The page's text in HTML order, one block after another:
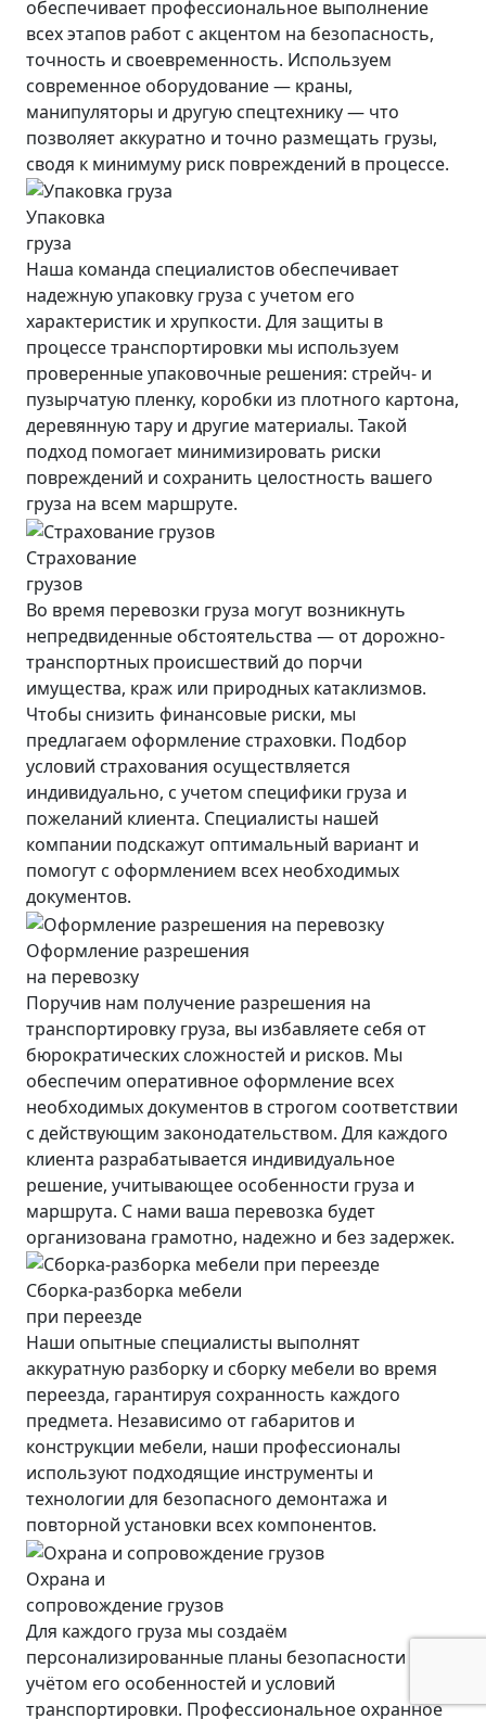
обеспечивает профессиональное выполнение
всех этапов работ с акцентом на безопасность,
точность и своевременность. Используем
современное оборудование — краны,
манипуляторы и другую спецтехнику — что
позволяет аккуратно и точно размещать грузы,
сводя к минимуму риск повреждений в процессе.
Упаковка
груза
Наша команда специалистов обеспечивает
надежную упаковку груза с учетом его
характеристик и хрупкости. Для защиты в
процессе транспортировки мы используем
проверенные упаковочные решения: стрейч- и
пузырчатую пленку, коробки из плотного картона,
деревянную тару и другие материалы. Такой
подход помогает минимизировать риски
повреждений и сохранить целостность вашего
груза на всем маршруте.
Страхование
грузов
Во время перевозки груза могут возникнуть
непредвиденные обстоятельства — от дорожно-
транспортных происшествий до порчи
имущества, краж или природных катаклизмов.
Чтобы снизить финансовые риски, мы
предлагаем оформление страховки. Подбор
условий страхования осуществляется
индивидуально, с учетом специфики груза и
пожеланий клиента. Специалисты нашей
компании подскажут оптимальный вариант и
помогут с оформлением всех необходимых
документов.
Оформление разрешения
на перевозку
Поручив нам получение разрешения на
транспортировку груза, вы избавляете себя от
бюрократических сложностей и рисков. Мы
обеспечим оперативное оформление всех
необходимых документов в строгом соответствии
с действующим законодательством. Для каждого
клиента разрабатывается индивидуальное
решение, учитывающее особенности груза и
маршрута. С нами ваша перевозка будет
организована грамотно, надежно и без задержек.
Сборка-разборка мебели
при переезде
Наши опытные специалисты выполнят
аккуратную разборку и сборку мебели во время
переезда, гарантируя сохранность каждого
предмета. Независимо от габаритов и
конструкции мебели, наши профессионалы
используют подходящие инструменты и
технологии для безопасного демонтажа и
повторной установки всех компонентов.
Охрана и
сопровождение грузов
Для каждого груза мы создаём
персонализированные планы безопасности с
учётом его особенностей и условий
транспортировки. Профессиональное охранное